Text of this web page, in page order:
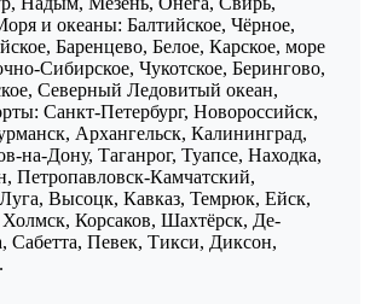
и океаны: Балтийское, Чёрное,
Баренцево, Белое, Карское, море
Сибирское, Чукотское, Берингово,
Северный Ледовитый океан,
Санкт-Петербург, Новороссийск,
Архангельск, Калининград,
на-Дону, Таганрог, Туапсе, Находка,
Петропавловск-Камчатский,
Высоцк, Кавказ, Темрюк, Ейск,
Корсаков, Шахтёрск, Де-
Сабетта, Певек, Тикси, Диксон,